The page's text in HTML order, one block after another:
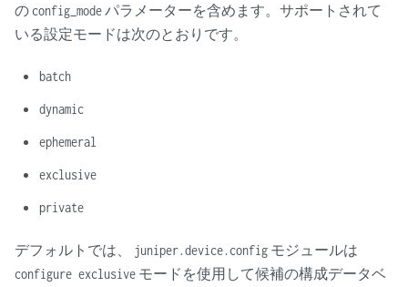
の config_modeパラメーターを含めます。サポートされて
いる設定モードは次のとおりです。
batch
dynamic
ephemeral
exclusive
private
デフォルトでは、 juniper.device.config モジュールは
configure exclusive モードを使用して候補の構成データベ